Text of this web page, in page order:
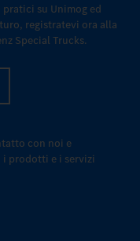
su Unimog ed
registratevi ora alla
Special Trucks.
con noi e
prodotti e i servizi